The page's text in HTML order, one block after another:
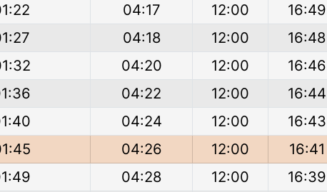
04:17 12:00 16:49
04:18 12:00 16:48
04:20 12:00 16:46
04:22 12:00 16:44
04:24 12:00 16:43
04:26 12:00 16:41
04:28 12:00 16:39